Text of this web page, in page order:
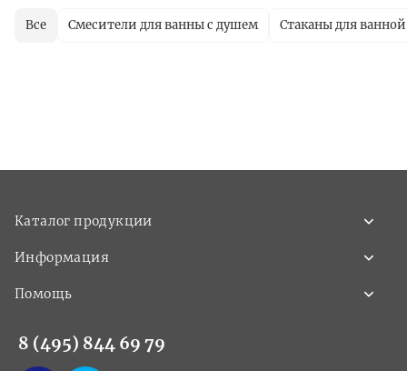
Все Смесители для ванны с душем Стаканы для ванной
Каталог продукции
Информация
Помощь
8 (495) 844 69 79